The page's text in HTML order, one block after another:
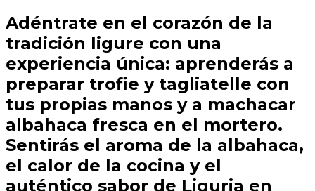
Adéntrate en el corazón de la
tradición ligure con una
experiencia única: aprenderás a
preparar trofie y tagliatelle con
tus propias manos y a machacar
albahaca fresca en el mortero.
Sentirás el aroma de la albahaca,
el calor de la cocina y el
auténtico sabor de Liguria en